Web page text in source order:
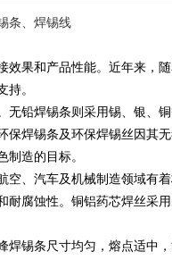
条、焊锡线
果和产品性能。近年来，
持。
铅焊锡条则采用锡、银、
焊锡条及环保焊锡丝因其
造的目标。
、汽车及机械制造领域有
腐蚀性。铜铝药芯焊丝采
焊锡条尺寸均匀，熔点适中
代的先
影院